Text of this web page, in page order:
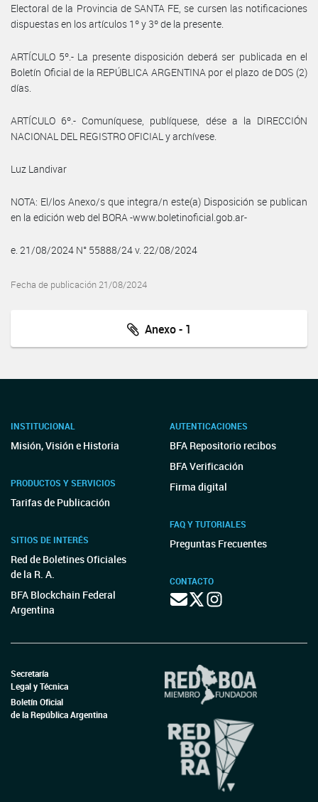
Electoral de la Provincia de SANTA FE, se cursen las notificaciones
dispuestas en los artículos 1º y 3º de la presente.
ARTÍCULO 5º.- La presente disposición deberá ser publicada en el
Boletín Oficial de la REPÚBLICA ARGENTINA por el plazo de DOS (2)
días.
ARTÍCULO 6º.- Comuníquese, publíquese, dése a la DIRECCIÓN
NACIONAL DEL REGISTRO OFICIAL y archívese.
Luz Landivar
NOTA: El/los Anexo/s que integra/n este(a) Disposición se publican
en la edición web del BORA -www.boletinoficial.gob.ar-
e. 21/08/2024 N° 55888/24 v. 22/08/2024
Fecha de publicación 21/08/2024
Anexo - 1
INSTITUCIONAL
Misión, Visión e Historia
PRODUCTOS Y SERVICIOS
Tarifas de Publicación
SITIOS DE INTERÉS
Red de Boletines Oficiales
de la R. A.
BFA Blockchain Federal
Argentina
AUTENTICACIONES
BFA Repositorio recibos
BFA Verificación
Firma digital
FAQ Y TUTORIALES
Preguntas Frecuentes
CONTACTO
Secretaría
Legal y Técnica
Boletín Oficial
de la República Argentina